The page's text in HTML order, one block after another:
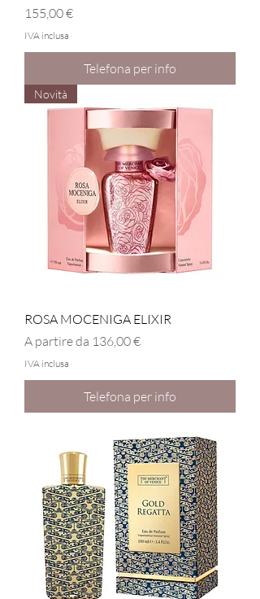
Prezzo
155,00 €
IVA inclusa
Telefona per info
Novità
ROSA MOCENIGA ELIXIR
A partire da 136,00 €
Prezzo scontato
IVA inclusa
Telefona per info